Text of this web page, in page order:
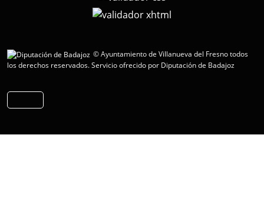
© Ayuntamiento de Villanueva del Fresno todos
los derechos reservados.Servicio ofrecido por Diputación de Badajoz